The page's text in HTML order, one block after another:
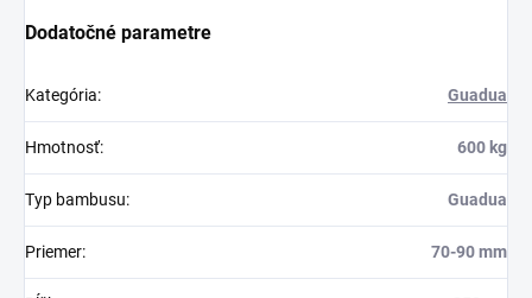
Dodatočné parametre
Kategória: Guadua
Hmotnosť: 600 kg
Typ bambusu: Guadua
Priemer: 70-90 mm